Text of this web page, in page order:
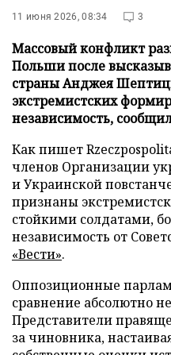
11 июня 2026, 08:34 3
Массовый конфликт
Польши после
страны Анджея
экстремистских
независимость,
Как пишет
членов Организации
и Украинской
признаны
стойкими солдатами,
независимость от
«Вести».
Оппозиционные
сравнение абсолютно
Представители
за чиновника,